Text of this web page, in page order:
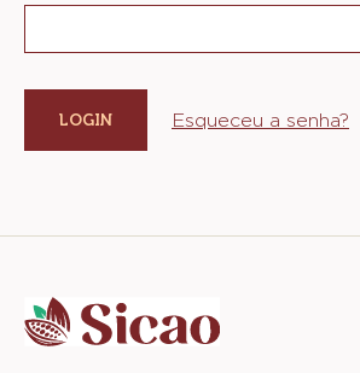
Esqueceu a senha?
info